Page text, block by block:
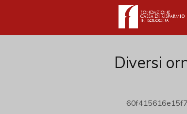
Diversi